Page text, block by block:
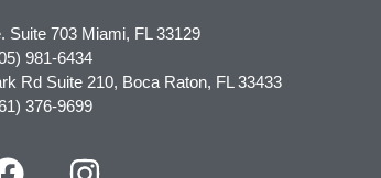
Suite 703 Miami, FL 33129
981-6434
Rd Suite 210, Boca Raton, FL 33433
376-9699